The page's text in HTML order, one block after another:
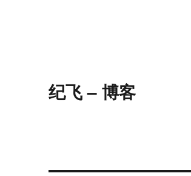
纪飞 – 博客